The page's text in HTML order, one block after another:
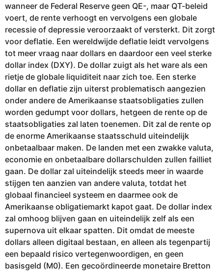
wanneer de Federal Reserve geen QE-, maar QT-beleid
voert, de rente verhoogt en vervolgens een globale
recessie of depressie veroorzaakt of versterkt. Dit zorgt
voor deflatie. Een wereldwijde deflatie leidt vervolgens
tot meer vraag naar dollars en daardoor een veel sterke
dollar index (DXY). De dollar zuigt als het ware als een
rietje de globale liquiditeit naar zich toe. Een sterke
dollar en deflatie zijn uiterst problematisch aangezien
onder andere de Amerikaanse staatsobligaties zullen
worden gedumpt voor dollars, hetgeen de rente op de
staatsobligaties zal laten toenemen. Dit zal de rente op
de enorme Amerikaanse staatsschuld uiteindelijk
onbetaalbaar maken. De landen met een zwakke valuta,
economie en onbetaalbare dollarschulden zullen failliet
gaan. De dollar zal uiteindelijk steeds meer in waarde
stijgen ten aanzien van andere valuta, totdat het
globaal financieel systeem en daarmee ook de
Amerikaanse obligatiemarkt kapot gaat. De dollar index
zal omhoog blijven gaan en uiteindelijk zelf als een
supernova uit elkaar spatten. Dit omdat de meeste
dollars alleen digitaal bestaan, en alleen als tegenpartij
een bepaald risico vertegenwoordigen, en geen
basisgeld (M0). Een gecoördineerde monetaire Bretton